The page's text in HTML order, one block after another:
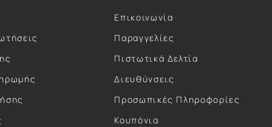
Επικοινωνία
Παραγγελίες
Πιστωτικά Δελτία
Διευθύνσεις
Προσωπικές Πληροφορίες
Κουπόνια